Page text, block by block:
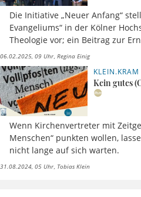
Die Initiative „Neuer Anfang“
Evangeliums“ in der Kölner
Theologie vor; ein Beitrag zur
06.02.2025, 09 Uhr Regina Einig
KLEIN.KRAM
Kein gutes
Wenn Kirchenvertreter mit
Menschen“ punkten wollen,
nicht lange auf sich warten.
31.08.2024, 05 Uhr Tobias Klein